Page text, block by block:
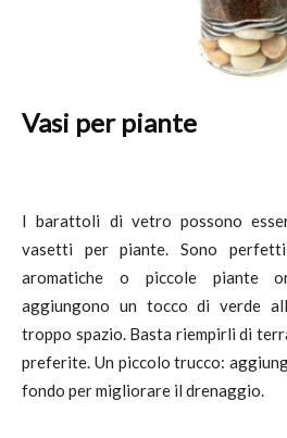
Vasi per piante
I barattoli di vetro possono
vasetti per piante. Sono
aromatiche o piccole piante
aggiungono un tocco di verde
troppo spazio. Basta riempirli di
preferite. Un piccolo trucco:
fondo per migliorare il drenaggio.